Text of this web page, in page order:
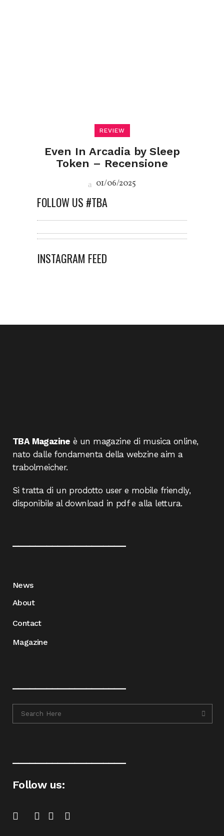
REVIEW
Even In Arcadia by Sleep
Token – Recensione
01/06/2025
FOLLOW US #TBA
INSTAGRAM FEED
TBA Magazine è un magazine di musica online,
nato dalle fondamenta della webzine aim a
trabolmeicher.
Si tratta di un prodotto user e mobile friendly,
disponibile al download in pdf e alla lettura.
News
About
Contact
Magazine
Follow us: